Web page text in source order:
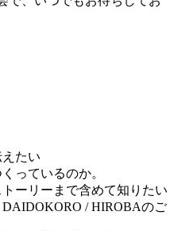
たい
っているのか。
ーリーまで含めて知りたい
/ HIROBAのご